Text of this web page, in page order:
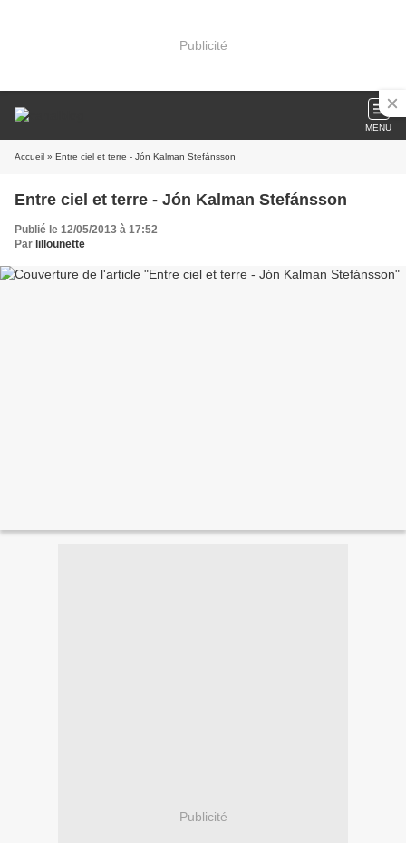
Publicité
MENU
Accueil » Entre ciel et terre - Jón Kalman Stefánsson
Entre ciel et terre - Jón Kalman Stefánsson
Publié le 12/05/2013 à 17:52
Par lillounette
Publicité